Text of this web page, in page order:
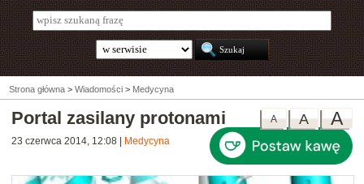
Strona główna > Wiadomości > Medycyna
A
A
A
Portal zasilany protonami
23 czerwca 2014, 12:08 Medycyna